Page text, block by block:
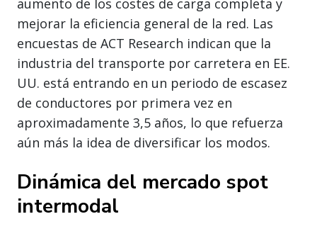
mejorar la eficiencia general de la red. Las
encuestas de ACT Research indican que la
industria del transporte por carretera en EE.
UU. está entrando en un periodo de escasez
de conductores por primera vez en
aproximadamente 3,5 años, lo que refuerza
aún más la idea de diversificar los modos.
Dinámica del mercado spot
intermodal